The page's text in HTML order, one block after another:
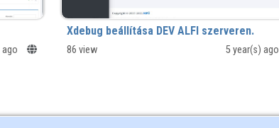
ago
Xdebug beállítása DEV ALFI szerveren.
86 view 5 year(s) ago